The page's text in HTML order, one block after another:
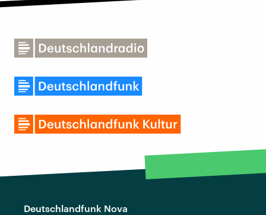
Deutschlandfunk Nova